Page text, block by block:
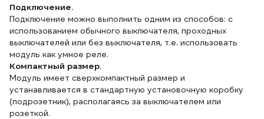
Подключение.
Подключение можно выполнить одним из способов: с
использованием обычного выключателя, проходных
выключателей или без выключателя, т.е. использовать
модуль как умное реле.
Компактный размер.
Модуль имеет сверхкомпактный размер и
устанавливается в стандартную установочную коробку
(подрозетник), располагаясь за выключателем или
розеткой.